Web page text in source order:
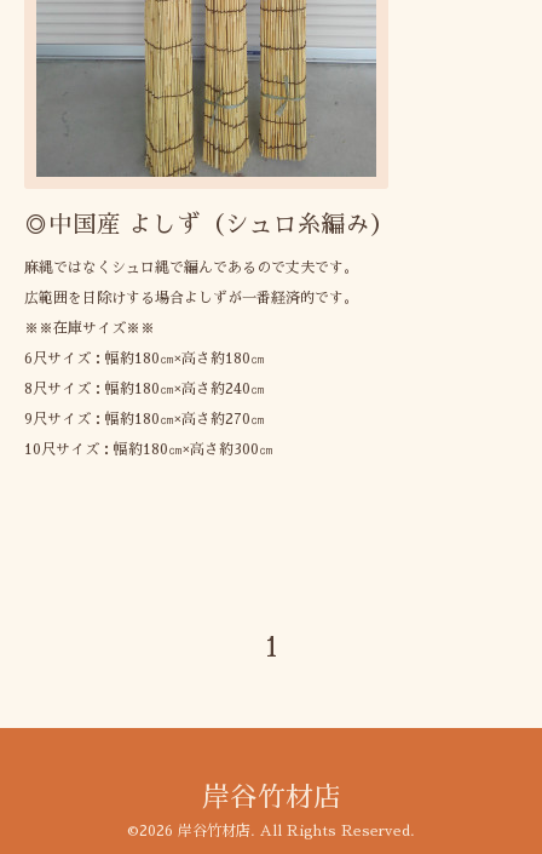
◎中国産 よしず（シュロ糸編み）
麻縄ではなくシュロ縄で編んであるので丈夫です。
広範囲を日除けする場合よしずが一番経済的です。
※※在庫サイズ※※
6尺サイズ：幅約180㎝×高さ約180㎝
8尺サイズ：幅約180㎝×高さ約240㎝
9尺サイズ：幅約180㎝×高さ約270㎝
10尺サイズ：幅約180㎝×高さ約300㎝
1
岸谷竹材店
©2026 岸谷竹材店. All Rights Reserved.